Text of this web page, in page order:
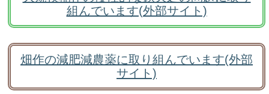
組んでいます(外部サイト)
畑作の減肥減農薬に取り組んでいます(外部
サイト)